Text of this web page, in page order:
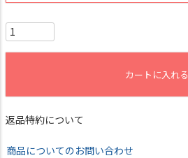
カートに入れる
返品特約について
商品についてのお問い合わせ